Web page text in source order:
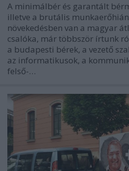
A minimálbér és garantált
illetve a brutális
növekedésben van a magyar
csalóka, már többször írtunk
a budapesti bérek, a vezető
az informatikusok, a
felső-…